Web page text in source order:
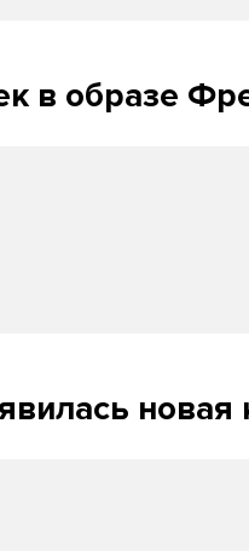
в образе
новая